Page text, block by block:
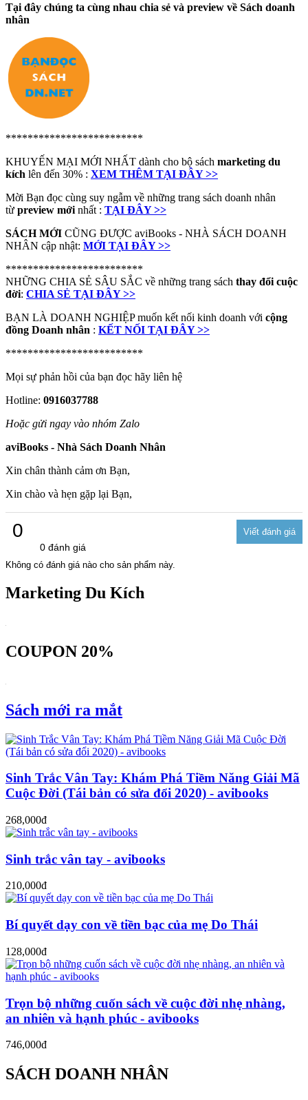
Tại đây chúng ta cùng nhau chia sẻ và preview về Sách doanh
nhân
*************************
KHUYẾN MẠI MỚI NHẤT dành cho bộ sách marketing du
kích lên đến 30% : XEM THÊM TẠI ĐÂY >>
Mời Bạn đọc cùng suy ngẫm về những trang sách doanh nhân
từ preview mới nhất : TẠI ĐÂY >>
SÁCH MỚI CŨNG ĐƯỢC aviBooks - NHÀ SÁCH DOANH
NHÂN cập nhật: MỚI TẠI ĐÂY >>
*************************
NHỮNG CHIA SẺ SÂU SẮC về những trang sách thay đổi cuộc
đời: CHIA SẺ TẠI ĐÂY >>
BẠN LÀ DOANH NGHIỆP muốn kết nối kinh doanh với cộng
đồng Doanh nhân : KẾT NỐI TẠI ĐÂY >>
*************************
Mọi sự phản hồi của bạn đọc hãy liên hệ
Hotline: 0916037788
Hoặc gửi ngay vào nhóm Zalo
aviBooks - Nhà Sách Doanh Nhân
Xin chân thành cảm ơn Bạn,
Xin chào và hẹn gặp lại Bạn,
0
0 đánh giá
Không có đánh giá nào cho sản phẩm này.
Marketing Du Kích
COUPON 20%
Sách mới ra mắt
Sinh Trắc Vân Tay: Khám Phá Tiềm Năng Giải Mã
Cuộc Đời (Tái bản có sửa đổi 2020) - avibooks
268,000đ
Sinh trắc vân tay - avibooks
210,000đ
Bí quyết dạy con về tiền bạc của mẹ Do Thái
128,000đ
Trọn bộ những cuốn sách về cuộc đời nhẹ nhàng,
an nhiên và hạnh phúc - avibooks
746,000đ
SÁCH DOANH NHÂN